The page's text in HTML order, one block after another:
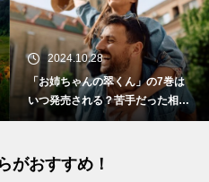
2024.10.28
「お姉ちゃんの翠くん」の7巻は
いつ発売される？苦手だった相手
との切ない初恋
がおすすめ！